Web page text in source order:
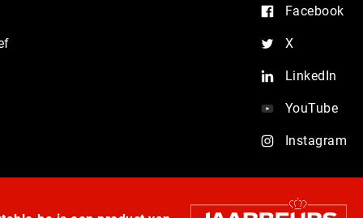
Facebook
X
LinkedIn
YouTube
Instagram